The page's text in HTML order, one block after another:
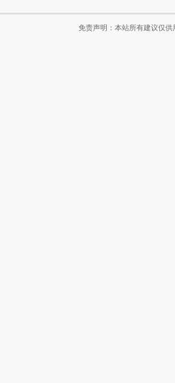
免责声明：本站所有建议仅